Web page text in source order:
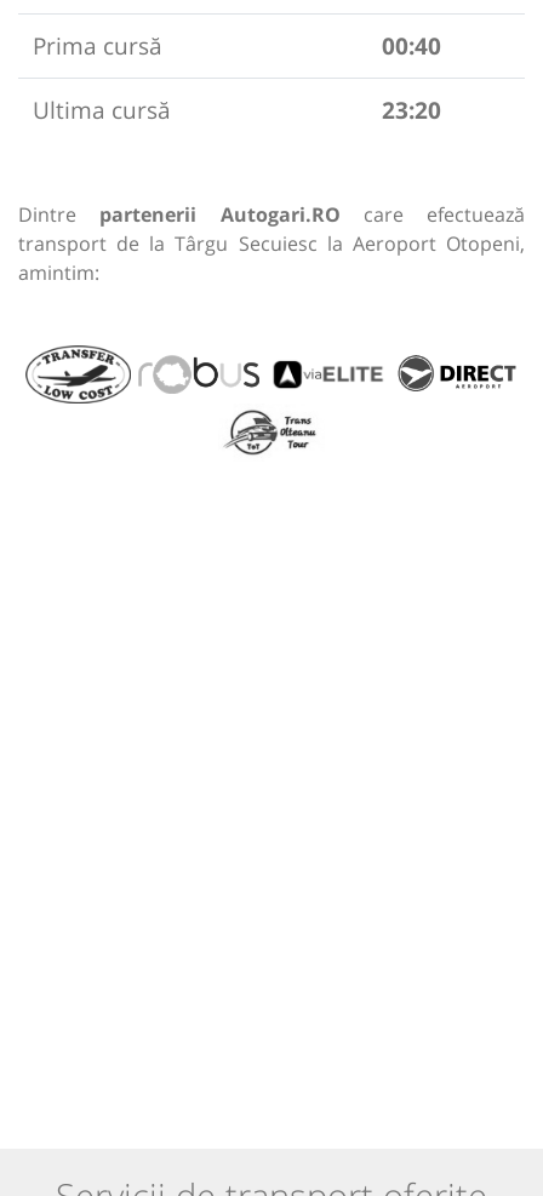
Prima cursă
00:40
Ultima cursă
23:20
Dintre partenerii Autogari.RO care efectuează
transport de la Târgu Secuiesc la Aeroport Otopeni,
amintim: